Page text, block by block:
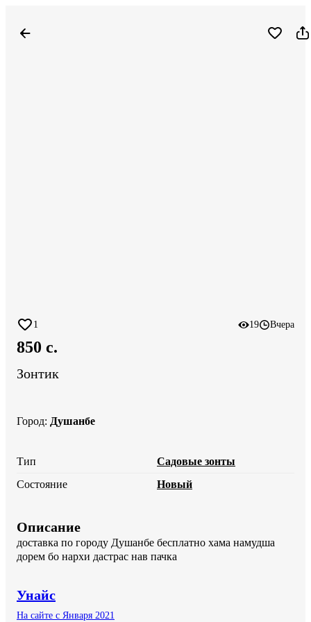
1 19 Вчера
850 c.
Зонтик
Город: Душанбе
Тип
Садовые зонты
Состояние
Новый
Описание
доставка по городу Душанбе бесплатно хама намудша
дорем бо нархи дастрас нав пачка
Унайс
На сайте с Января 2021